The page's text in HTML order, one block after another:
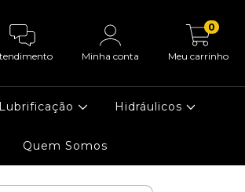
Minha conta Meu carrinho
0
Hidráulicos
Quem Somos